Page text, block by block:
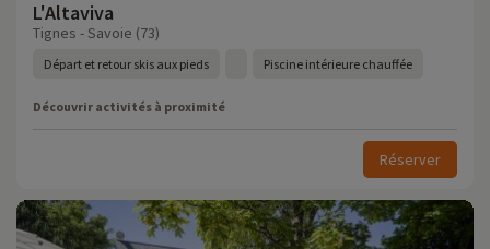
L'Altaviva
Tignes - Savoie (73)
Départ et retour skis aux pieds Piscine intérieure chauffée
Découvrir activités à proximité
Réserver